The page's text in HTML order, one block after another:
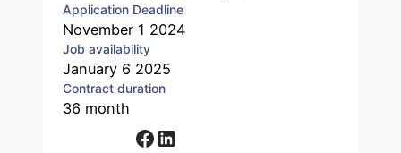
Application Deadline
November 1 2024
Job availability
January 6 2025
Contract duration
36 month
Facebook LinkedIn